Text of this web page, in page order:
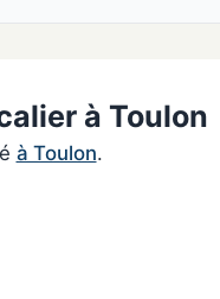
à Toulon
à Toulon.